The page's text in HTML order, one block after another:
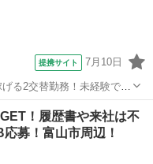
提携サイト 7月10日
る2交替勤務！未経験でも
から無料送迎サービスあり
！履歴書や来社は不
募！富山市周辺！